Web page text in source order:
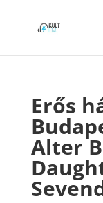
Erős
Alter